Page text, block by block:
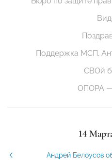
Поддержка МСП.
СВОй
ОПОРА
14
Андрей Белоусов